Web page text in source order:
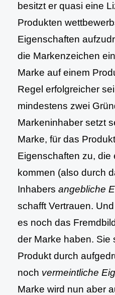
besitzt er quasi eine
Produkten
Eigenschaften
die Markenzeichen
Marke auf einem
Regel erfolgreicher
mindestens zwei
Markeninhaber setzt
Marke, für das
Eigenschaften zu, die
kommen (also durch
Inhabers angebliche
schafft Vertrauen.
es noch das
der Marke haben. Sie
Produkt durch
noch vermeintliche
Marke wird nun aber